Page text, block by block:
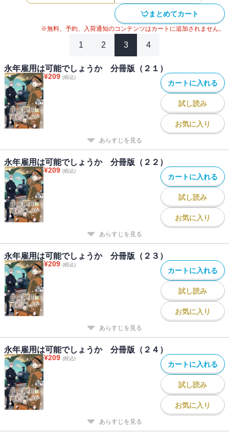
まとめてカート
※無料、予約、入荷通知のコンテンツはカートに追加されません。
1 2 3 4
永年雇用は可能でしょうか 分冊版（２１）
¥209 (税込)
カートに入れる
試し読み
お気に入り
あらすじを見る
永年雇用は可能でしょうか 分冊版（２２）
¥209 (税込)
カートに入れる
試し読み
お気に入り
あらすじを見る
永年雇用は可能でしょうか 分冊版（２３）
¥209 (税込)
カートに入れる
試し読み
お気に入り
あらすじを見る
永年雇用は可能でしょうか 分冊版（２４）
¥209 (税込)
カートに入れる
試し読み
お気に入り
あらすじを見る